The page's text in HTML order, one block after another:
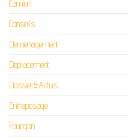
Camion
Conseils
Déménagement
Déplacement
Dossier&Actus
Entreposage
Fourgon